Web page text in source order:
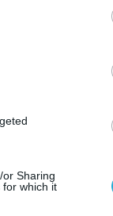
Sharing
which it